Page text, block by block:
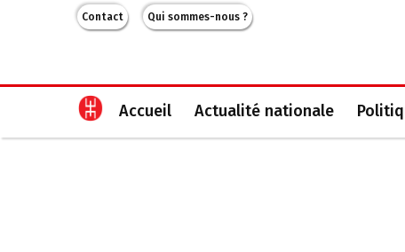
Contact Qui sommes-nous ?
Accueil Actualité nationale